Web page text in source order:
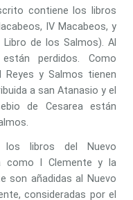
contiene los libros
IV Macabeos, y
de los Salmos). Al
perdidos. Como
y Salmos tienen
a san Atanasio y el
de Cesarea están
los libros del Nuevo
como I Clemente y la
son añadidas al Nuevo
consideradas por el